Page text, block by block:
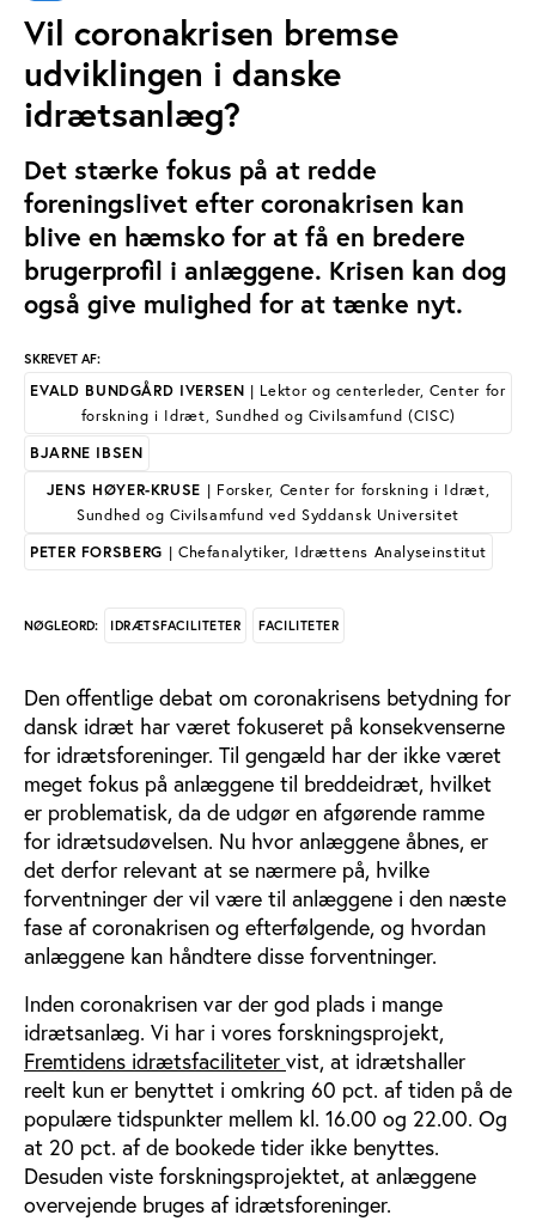
Vil coronakrisen bremse
udviklingen i danske
idrætsanlæg?
Det stærke fokus på at redde
foreningslivet efter coronakrisen kan
blive en hæmsko for at få en bredere
brugerprofil i anlæggene. Krisen kan dog
også give mulighed for at tænke nyt.
SKREVET AF:
EVALD BUNDGÅRD IVERSEN | Lektor og centerleder, Center for
forskning i Idræt, Sundhed og Civilsamfund (CISC)
BJARNE IBSEN
JENS HØYER-KRUSE | Forsker, Center for forskning i Idræt,
Sundhed og Civilsamfund ved Syddansk Universitet
PETER FORSBERG | Chefanalytiker, Idrættens Analyseinstitut
NØGLEORD: IDRÆTSFACILITETER FACILITETER
Den offentlige debat om coronakrisens betydning for
dansk idræt har været fokuseret på konsekvenserne
for idrætsforeninger. Til gengæld har der ikke været
meget fokus på anlæggene til breddeidræt, hvilket
er problematisk, da de udgør en afgørende ramme
for idrætsudøvelsen. Nu hvor anlæggene åbnes, er
det derfor relevant at se nærmere på, hvilke
forventninger der vil være til anlæggene i den næste
fase af coronakrisen og efterfølgende, og hvordan
anlæggene kan håndtere disse forventninger.
Inden coronakrisen var der god plads i mange
idrætsanlæg. Vi har i vores forskningsprojekt,
Fremtidens idrætsfaciliteter vist, at idrætshaller
reelt kun er benyttet i omkring 60 pct. af tiden på de
populære tidspunkter mellem kl. 16.00 og 22.00. Og
at 20 pct. af de bookede tider ikke benyttes.
Desuden viste forskningsprojektet, at anlæggene
overvejende bruges af idrætsforeninger.